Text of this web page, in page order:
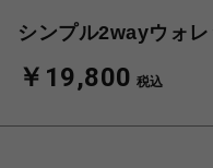
シンプル2wayウォ
￥19,800 税込